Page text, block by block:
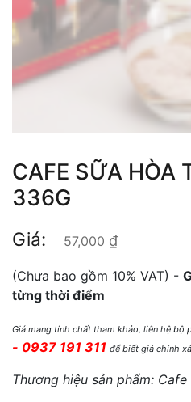
CAFE SỮA HÒA
336G
Giá: 57,000 ₫
(Chưa bao gồm 10% VAT) -
từng thời điểm
Giá mang tính chất tham khảo, liên hệ bộ
- 0937 191 311 để biết giá chính
Thương hiệu sản phẩm: Cafe